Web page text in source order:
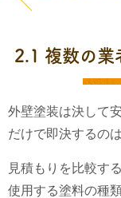
2.1 複数の業
外壁塗装は決して
だけで即決するの
見積もりを比較す
使用する塗料の種